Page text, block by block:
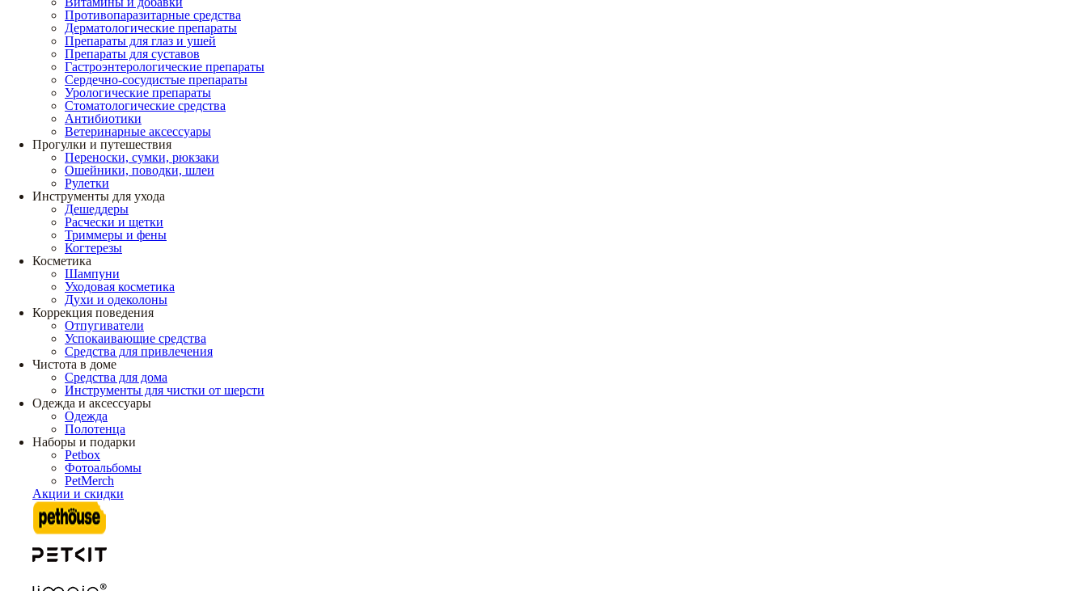
Противопаразитарные средства
Дерматологические препараты
Препараты для глаз и ушей
Препараты для суставов
Гастроэнтерологические препараты
Сердечно-сосудистые препараты
Урологические препараты
Стоматологические средства
Антибиотики
Ветеринарные аксессуары
Прогулки и путешествия
Переноски, сумки, рюкзаки
Ошейники, поводки, шлеи
Рулетки
Инструменты для ухода
Дешеддеры
Расчески и щетки
Триммеры и фены
Когтерезы
Косметика
Шампуни
Уходовая косметика
Духи и одеколоны
Коррекция поведения
Отпугиватели
Успокаивающие средства
Средства для привлечения
Чистота в доме
Средства для дома
Инструменты для чистки от шерсти
Одежда и аксессуары
Одежда
Полотенца
Наборы и подарки
Petbox
Фотоальбомы
PetMerch
Акции и скидки